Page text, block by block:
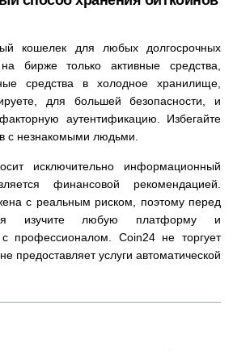
кошелек для любых долгосрочных
бирже только активные средства,
средства в холодное хранилище,
для большей безопасности, и
аутентификацию. Избегайте
с незнакомыми людьми.
исключительно информационный
финансовой рекомендацией.
с реальным риском, поэтому перед
изучите любую платформу и
с профессионалом. Coin24 не торгует
предоставляет услуги автоматической